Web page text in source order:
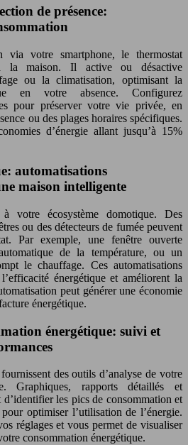
de présence:
via votre smartphone, le thermostat
la maison. Il active ou désactive
ou la climatisation, optimisant la
en votre absence. Configurez
pour préserver votre vie privée, en
ou des plages horaires spécifiques.
d’énergie allant jusqu’à 15%
automatisations
maison intelligente
votre écosystème domotique. Des
ou des détecteurs de fumée peuvent
Par exemple, une fenêtre ouverte
de la température, ou un
le chauffage. Ces automatisations
énergétique et améliorent la
peut générer une économie
énergétique.
énergétique: suivi et
des outils d’analyse de votre
Graphiques, rapports détaillés et
les pics de consommation et
optimiser l’utilisation de l’énergie.
réglages et vous permet de visualiser
consommation énergétique.